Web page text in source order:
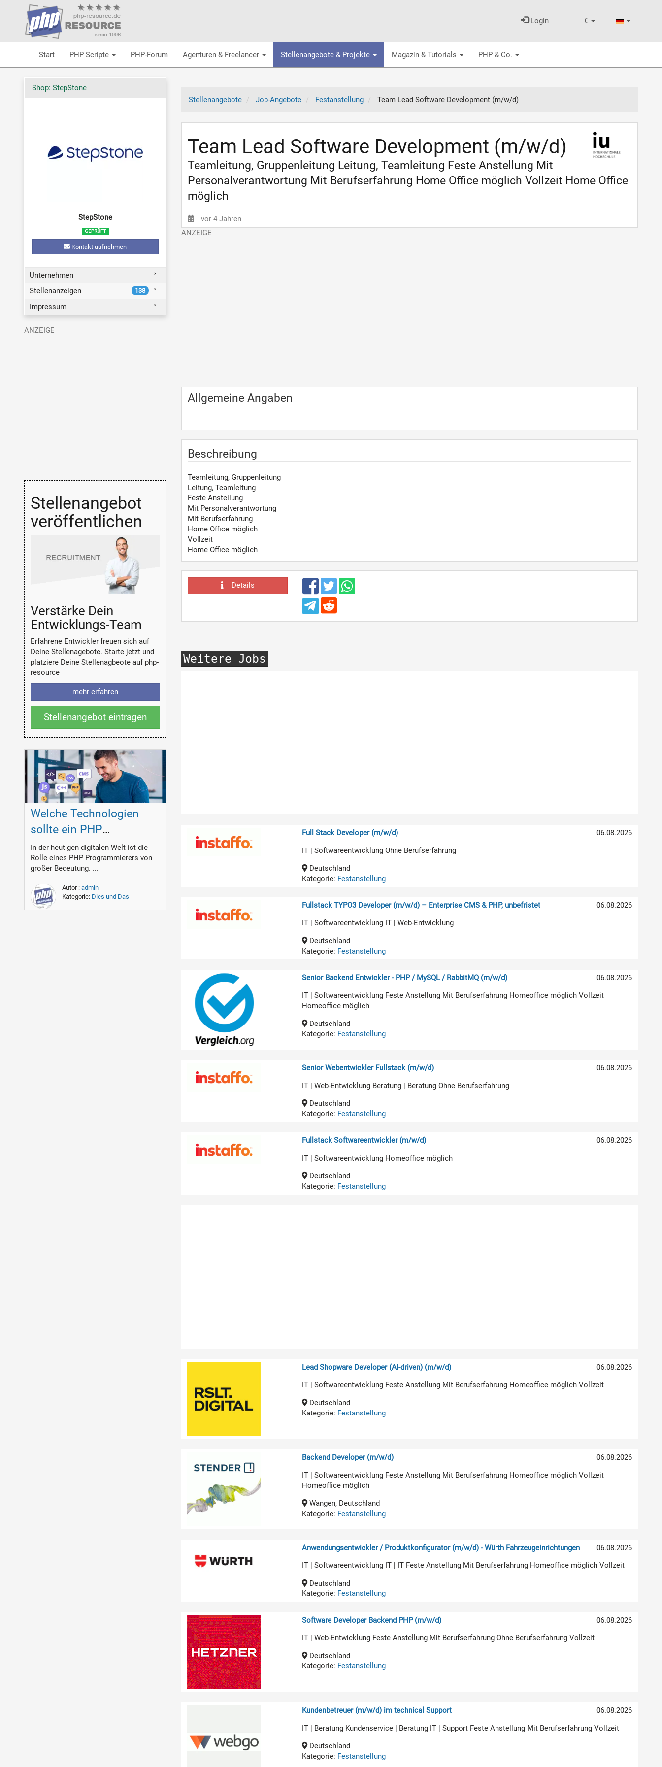
€
Login
Start PHP Scripte PHP-Forum Agenturen & Freelancer Stellenangebote & Projekte Magazin & Tutorials PHP & Co.
Stellenangebote Job-Angebote Festanstellung Team Lead Software Development (m/w/d)
Team Lead Software Development (m/w/d)
Teamleitung, Gruppenleitung Leitung, Teamleitung Feste Anstellung Mit
Personalverantwortung Mit Berufserfahrung Home Office möglich Vollzeit Home Office
möglich
vor 4 Jahren
Allgemeine Angaben
Beschreibung
Teamleitung, Gruppenleitung
Leitung, Teamleitung
Feste Anstellung
Mit Personalverantwortung
Mit Berufserfahrung
Home Office möglich
Vollzeit
Home Office möglich
Details
Weitere Jobs
06.08.2026
Full Stack Developer (m/w/d)
IT | Softwareentwicklung Ohne Berufserfahrung
Deutschland
Kategorie: Festanstellung
06.08.2026
Fullstack TYPO3 Developer (m/w/d) – Enterprise CMS & PHP, unbefristet
IT | Softwareentwicklung IT | Web-Entwicklung
Deutschland
Kategorie: Festanstellung
06.08.2026
Senior Backend Entwickler - PHP / MySQL / RabbitMQ (m/w/d)
IT | Softwareentwicklung Feste Anstellung Mit Berufserfahrung Homeoffice möglich Vollzeit
Homeoffice möglich
Deutschland
Kategorie: Festanstellung
06.08.2026
Senior Webentwickler Fullstack (m/w/d)
IT | Web-Entwicklung Beratung | Beratung Ohne Berufserfahrung
Deutschland
Kategorie: Festanstellung
06.08.2026
Fullstack Softwareentwickler (m/w/d)
IT | Softwareentwicklung Homeoffice möglich
Deutschland
Kategorie: Festanstellung
06.08.2026
Lead Shopware Developer (AI-driven) (m/w/d)
IT | Softwareentwicklung Feste Anstellung Mit Berufserfahrung Homeoffice möglich Vollzeit
Deutschland
Kategorie: Festanstellung
06.08.2026
Backend Developer (m/w/d)
IT | Softwareentwicklung Feste Anstellung Mit Berufserfahrung Homeoffice möglich Vollzeit
Homeoffice möglich
Wangen, Deutschland
Kategorie: Festanstellung
06.08.2026
Anwendungsentwickler / Produktkonfigurator (m/w/d) - Würth Fahrzeugeinrichtungen
IT | Softwareentwicklung IT | IT Feste Anstellung Mit Berufserfahrung Homeoffice möglich Vollzeit
Deutschland
Kategorie: Festanstellung
06.08.2026
Software Developer Backend PHP (m/w/d)
IT | Web-Entwicklung Feste Anstellung Mit Berufserfahrung Ohne Berufserfahrung Vollzeit
Deutschland
Kategorie: Festanstellung
06.08.2026
Kundenbetreuer (m/w/d) im technical Support
IT | Beratung Kundenservice | Beratung IT | Support Feste Anstellung Mit Berufserfahrung Vollzeit
Deutschland
Kategorie: Festanstellung
Shop: StepStone
StepStone
Kontakt aufnehmen
Unternehmen
Stellenanzeigen
138
Impressum
Stellenangebot
veröffentlichen
Verstärke Dein
Entwicklungs-Team
Erfahrene Entwickler freuen sich auf
Deine Stellenagebote. Starte jetzt und
platziere Deine Stellenagbeote auf php-
resource
mehr erfahren
Stellenangebot eintragen
Welche Technologien
sollte ein PHP
Programmierer
beherrschen?
In der heutigen digitalen Welt ist die
Rolle eines PHP Programmierers von
großer Bedeutung. ...
Autor : admin
Kategorie: Dies und Das